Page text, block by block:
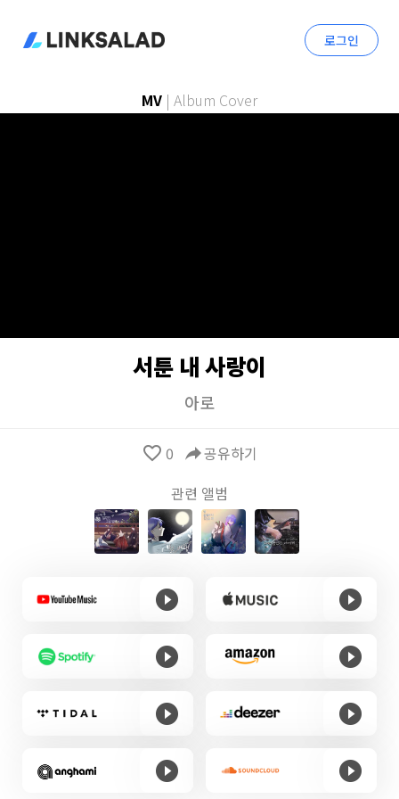
로그인
MV | Album Cover
서툰 내 사랑이
아로
favorite_border 0 reply공유하기
관련 앨범